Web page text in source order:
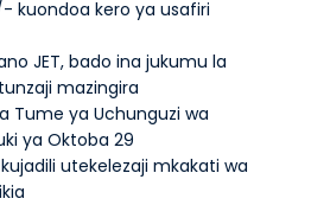
kuondoa kero ya usafiri
JET, bado ina jukumu la
mazingira
Tume ya Uchunguzi wa
ya Oktoba 29
utekelezaji mkakati wa